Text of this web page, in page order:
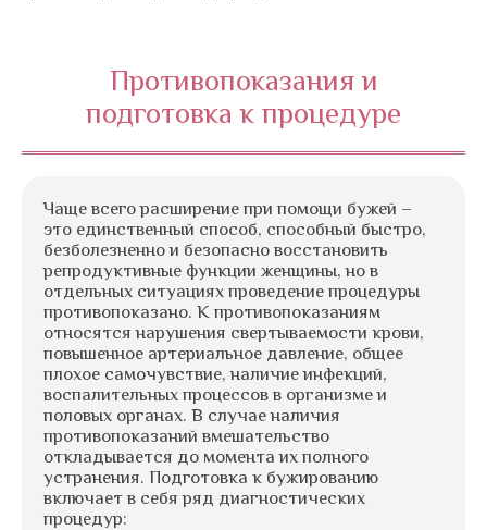
Противопоказания и
подготовка к процедуре
Чаще всего расширение при помощи бужей –
это единственный способ, способный быстро,
безболезненно и безопасно восстановить
репродуктивные функции женщины, но в
отдельных ситуациях проведение процедуры
противопоказано. К противопоказаниям
относятся нарушения свертываемости крови,
повышенное артериальное давление, общее
плохое самочувствие, наличие инфекций,
воспалительных процессов в организме и
половых органах. В случае наличия
противопоказаний вмешательство
откладывается до момента их полного
устранения. Подготовка к бужированию
включает в себя ряд диагностических
процедур: